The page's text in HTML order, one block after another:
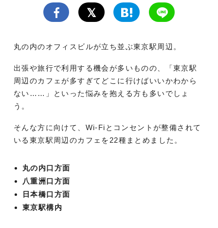
丸の内のオフィスビルが立ち並ぶ東京駅周辺。
出張や旅行で利用する機会が多いものの、「東京駅
周辺のカフェが多すぎてどこに行けばいいかわから
ない……」といった悩みを抱える方も多いでしょ
う。
そんな方に向けて、Wi-Fiとコンセントが整備されて
いる東京駅周辺のカフェを22種まとめました。
丸の内口方面
八重洲口方面
日本橋口方面
東京駅構内